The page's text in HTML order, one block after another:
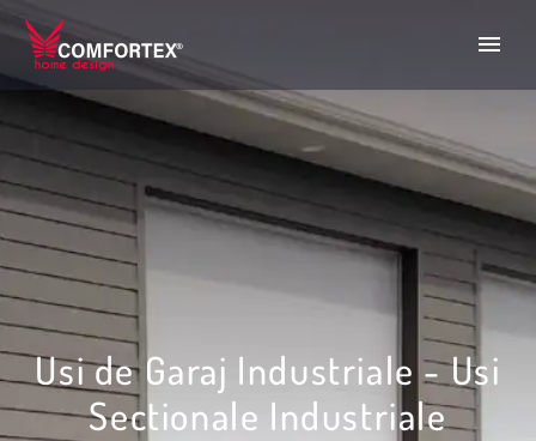
Usi de Garaj Industriale - Usi
Sectionale Industriale